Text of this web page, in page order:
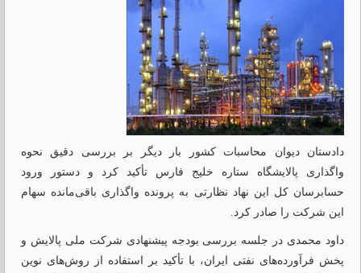
دادستان دیوان محاسبات کشور بار دیگر بر بررسی دقیق نحوه
واگذاری پالایشگاه ستاره خلیج فارس تأکید کرد و دستور ورود
حسابرسان کل این نهاد نظارتی به پرونده واگذاری باقی‌مانده سهام
این شرکت را صادر کرد.
داود محمدی در جلسه بررسی بودجه پیشنهادی شرکت ملی پالایش و
پخش فرآورده‌های نفتی ایران، با تأکید بر استفاده از روش‌های نوین